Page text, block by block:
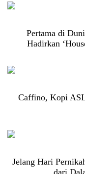
Pertama di
Hadirkan
Caffino, Kopi
Jelang Hari
dari